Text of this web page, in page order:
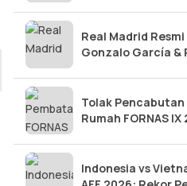
2026
Real Madrid
Gonzalo García &
Muda Top!
Tolak Pencabutan
Rumah FORNAS IX
Tempuh Jalur
Indonesia vs